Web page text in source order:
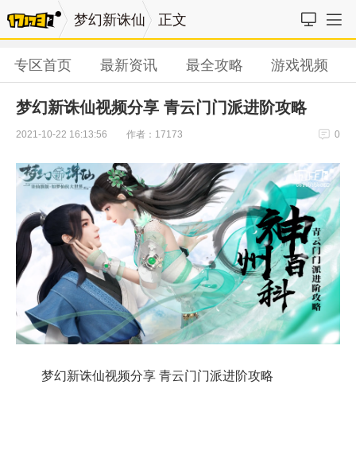
梦幻新诛仙 正文
专区首页 最新资讯 最全攻略 游戏视频
梦幻新诛仙视频分享 青云门门派进阶攻略
2021-10-22 16:13:56 作者：17173 0
梦幻新诛仙视频分享 青云门门派进阶攻略